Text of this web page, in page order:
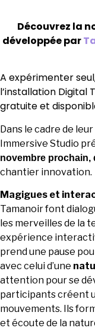
Découvrez la
développée par
A expérimenter
l’installation Digital
gratuite et
Dans le cadre de
Immersive Studio
novembre prochain,
chantier innovation.
Magigues et
Tamanoir font
les merveilles de la
expérience
prend une pause
avec celui d’une
attention pour se
participants créent
mouvements. Ils
et écoute de la